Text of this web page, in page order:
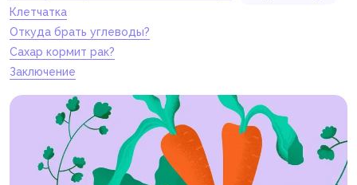
Клетчатка
Откуда брать углеводы?
Сахар кормит рак?
Заключение